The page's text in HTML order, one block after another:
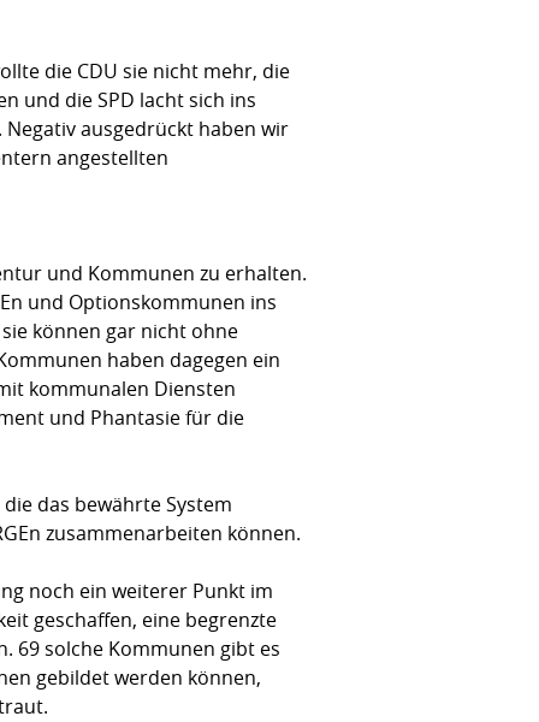
die CDU sie nicht mehr, die
und die SPD lacht sich ins
Negativ ausgedrückt haben wir
angestellten
und Kommunen zu erhalten.
und Optionskommunen ins
können gar nicht ohne
haben dagegen ein
kommunalen Diensten
und Phantasie für die
das bewährte System
zusammenarbeiten können.
noch ein weiterer Punkt im
geschaffen, eine begrenzte
69 solche Kommunen gibt es
gebildet werden können,